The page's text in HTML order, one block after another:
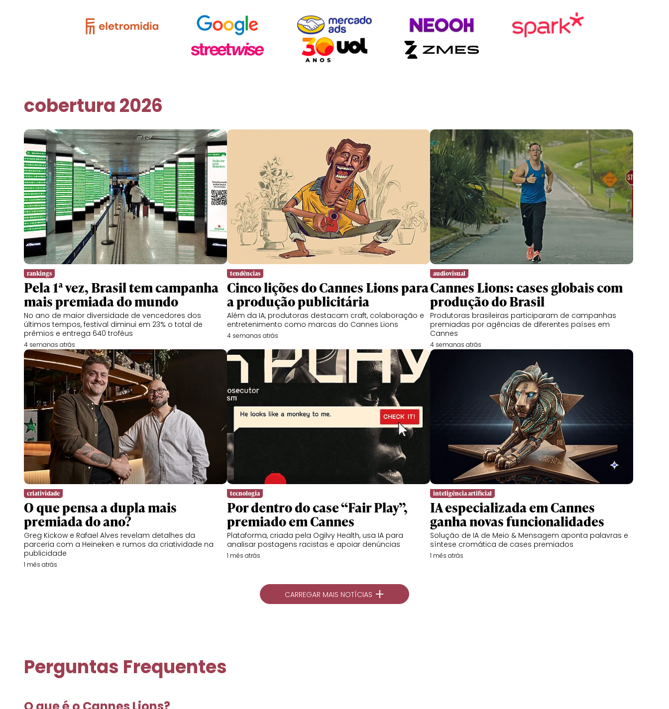
cobertura 2026
rankings
Pela 1ª vez, Brasil tem campanha
mais premiada do mundo
No ano de maior diversidade de vencedores dos
últimos tempos, festival diminui em 23% o total de
prêmios e entrega 640 troféus
4 semanas atrás
tendências
Cinco lições do Cannes Lions para
a produção publicitária
Além da IA, produtoras destacam craft, colaboração e
entretenimento como marcas do Cannes Lions
4 semanas atrás
audiovisual
Cannes Lions: cases globais com
produção do Brasil
Produtoras brasileiras participaram de campanhas
premiadas por agências de diferentes países em
Cannes
4 semanas atrás
criatividade
O que pensa a dupla mais
premiada do ano?
Greg Kickow e Rafael Alves revelam detalhes da
parceria com a Heineken e rumos da criatividade na
publicidade
1 mês atrás
tecnologia
Por dentro do case “Fair Play”,
premiado em Cannes
Plataforma, criada pela Ogilvy Health, usa IA para
analisar postagens racistas e apoiar denúncias
1 mês atrás
inteligência artificial
IA especializada em Cannes
ganha novas funcionalidades
Solução de IA de Meio & Mensagem aponta palavras e
síntese cromática de cases premiados
1 mês atrás
CARREGAR MAIS NOTÍCIAS +
Perguntas Frequentes